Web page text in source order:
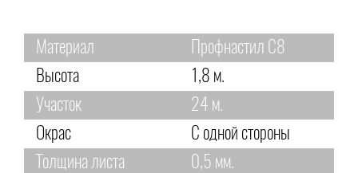
Материал
Профнастил С8
Высота
1,8 м.
Участок
24 м.
Окрас
С одной стороны
Толщина листа
0,5 мм.